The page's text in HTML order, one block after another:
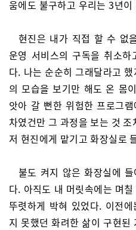
움에도 불구하고 우리는 3년
현진은 내가 직접 할 수 없
운영 서비스의 구독을 취소
다. 나는 순순히 그래달라고
의 모습을 보기만 해도 온 몸
앗아 갈 뻔한 위험한 프로그
차였건만 그 과정을 보는 것
저 현진에게 맡기고 화장실로
불도 켜지 않은 화장실에
다. 아직도 내 머릿속에는 며
뚜렷하게 박혀 있었다. 이전
지 못했던 화려한 삶이 구현